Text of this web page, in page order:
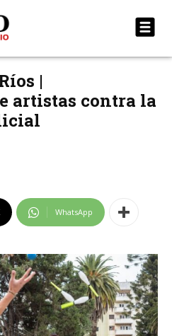
|
artistas contra la
WhatsApp